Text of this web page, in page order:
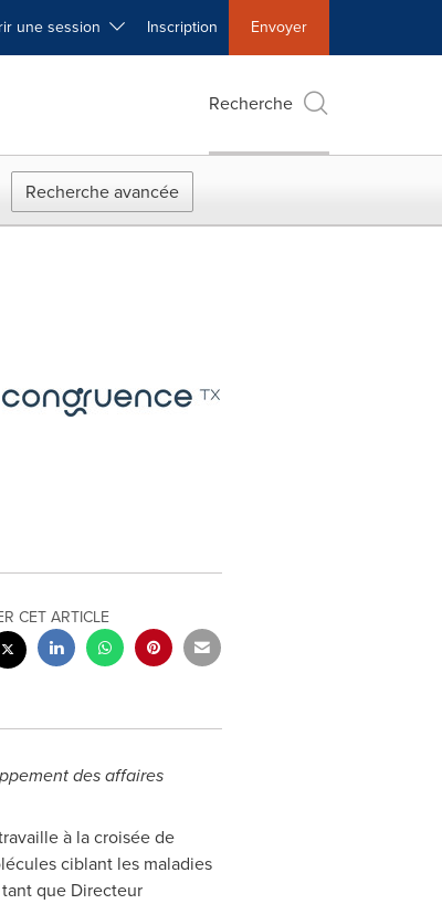
une session Inscription Envoyer
Recherche
Recherche avancée
CET ARTICLE
des affaires
à la croisée de
ciblant les maladies
que Directeur